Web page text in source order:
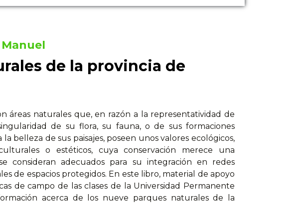
de la provincia de
áreas naturales que, en razón a la representatividad de
de su flora, su fauna, o de sus formaciones
belleza de sus paisajes, poseen unos valores ecológicos,
o estéticos, cuya conservación merece una
consideran adecuados para su integración en redes
de espacios protegidos. En este libro, material de apoyo
de campo de las clases de la Universidad Permanente
acerca de los nueve parques naturales de la